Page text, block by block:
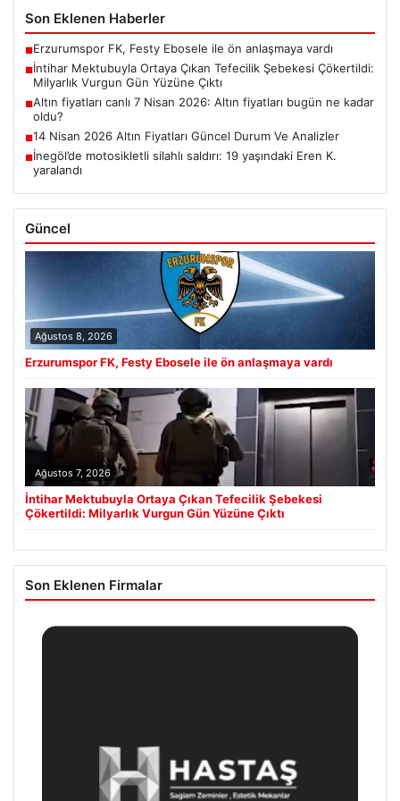
Son Eklenen Haberler
■Erzurumspor FK, Festy Ebosele ile ön anlaşmaya vardı
■İntihar Mektubuyla Ortaya Çıkan Tefecilik Şebekesi Çökertildi:
Milyarlık Vurgun Gün Yüzüne Çıktı
■Altın fiyatları canlı 7 Nisan 2026: Altın fiyatları bugün ne kadar
oldu?
■14 Nisan 2026 Altın Fiyatları Güncel Durum Ve Analizler
■İnegöl’de motosikletli silahlı saldırı: 19 yaşındaki Eren K.
yaralandı
Güncel
Ağustos 8, 2026
Erzurumspor FK, Festy Ebosele ile ön anlaşmaya vardı
Ağustos 7, 2026
İntihar Mektubuyla Ortaya Çıkan Tefecilik Şebekesi
Çökertildi: Milyarlık Vurgun Gün Yüzüne Çıktı
Son Eklenen Firmalar